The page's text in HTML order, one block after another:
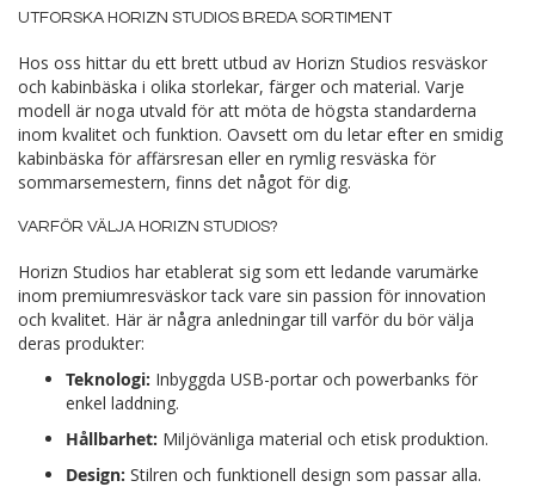
UTFORSKA HORIZN STUDIOS BREDA SORTIMENT
Hos oss hittar du ett brett utbud av Horizn Studios resväskor
och kabinbäska i olika storlekar, färger och material. Varje
modell är noga utvald för att möta de högsta standarderna
inom kvalitet och funktion. Oavsett om du letar efter en smidig
kabinbäska för affärsresan eller en rymlig resväska för
sommarsemestern, finns det något för dig.
VARFÖR VÄLJA HORIZN STUDIOS?
Horizn Studios har etablerat sig som ett ledande varumärke
inom premiumresväskor tack vare sin passion för innovation
och kvalitet. Här är några anledningar till varför du bör välja
deras produkter:
Teknologi: Inbyggda USB-portar och powerbanks för
enkel laddning.
Hållbarhet: Miljövänliga material och etisk produktion.
Design: Stilren och funktionell design som passar alla.